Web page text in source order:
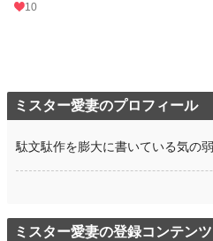
10
ミスター愛妻のプロフィール
駄文駄作を膨大に書いている気の
ミスター愛妻の登録コンテンツ